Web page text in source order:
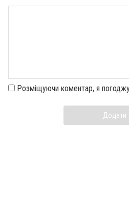
Розміщуючи коментар, я
Додати